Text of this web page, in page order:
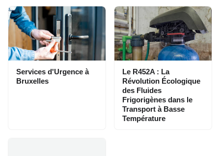
Services d'Urgence à
Bruxelles
Le R452A : La
Révolution Écologique
des Fluides
Frigorigènes dans le
Transport à Basse
Température